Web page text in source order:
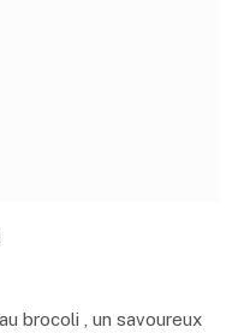
brocoli , un savoureux